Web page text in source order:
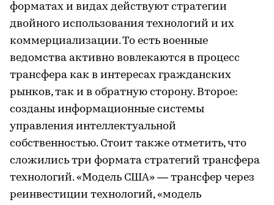
форматах и видах действуют стратегии
двойного использования технологий и их
коммерциализации. То есть военные
ведомства активно вовлекаются в процесс
трансфера как в интересах гражданских
рынков, так и в обратную сторону. Второе:
созданы информационные системы
управления интеллектуальной
собственностью. Стоит также отметить, что
сложились три формата стратегий трансфера
технологий. «Модель США» — трансфер через
реинвестиции технологий, «модель